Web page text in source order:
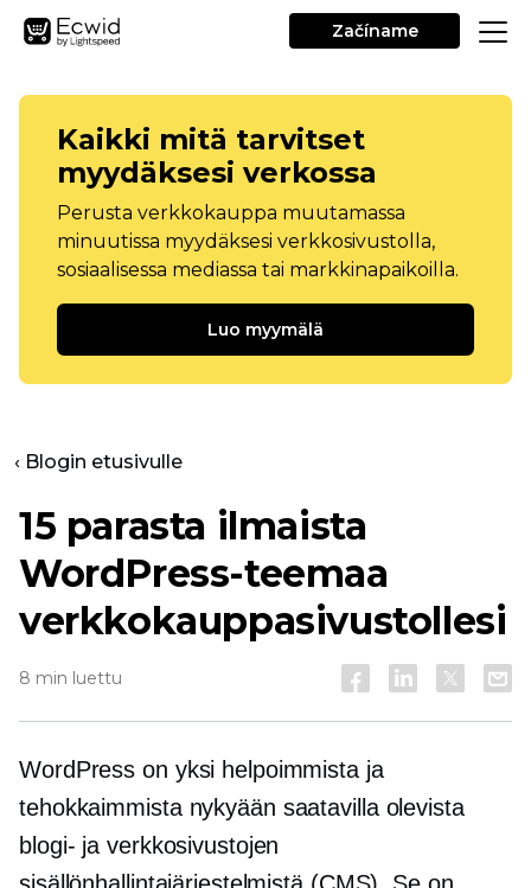
Začíname
Kaikki mitä tarvitset
myydäksesi verkossa
Perusta verkkokauppa muutamassa
minuutissa myydäksesi verkkosivustolla,
sosiaalisessa mediassa tai markkinapaikoilla.
Luo myymälä
‹ Blogin etusivulle
15 parasta ilmaista
WordPress-teemaa
verkkokauppasivustollesi
8 min luettu
WordPress on yksi helpoimmista ja
tehokkaimmista nykyään saatavilla olevista
blogi- ja verkkosivustojen